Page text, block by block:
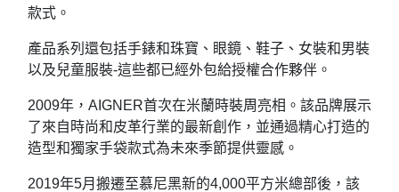
款式。
產品系列還包括手錶和珠寶、眼鏡、鞋子、女裝和男裝
以及兒童服裝-這些都已經外包給授權合作夥伴。
2009年，AIGNER首次在米蘭時裝周亮相。該品牌展示
了來自時尚和皮革行業的最新創作，並通過精心打造的
造型和獨家手袋款式為未來季節提供靈感。
2019年5月搬遷至慕尼黑新的4,000平方米總部後，該